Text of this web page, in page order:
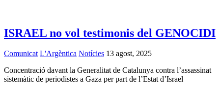
ISRAEL no vol testimonis del GENOCIDI
Comunicat L'Argèntica Notícies 13 agost, 2025
Concentració davant la Generalitat de Catalunya contra l’assassinat
sistemàtic de periodistes a Gaza per part de l’Estat d’Israel